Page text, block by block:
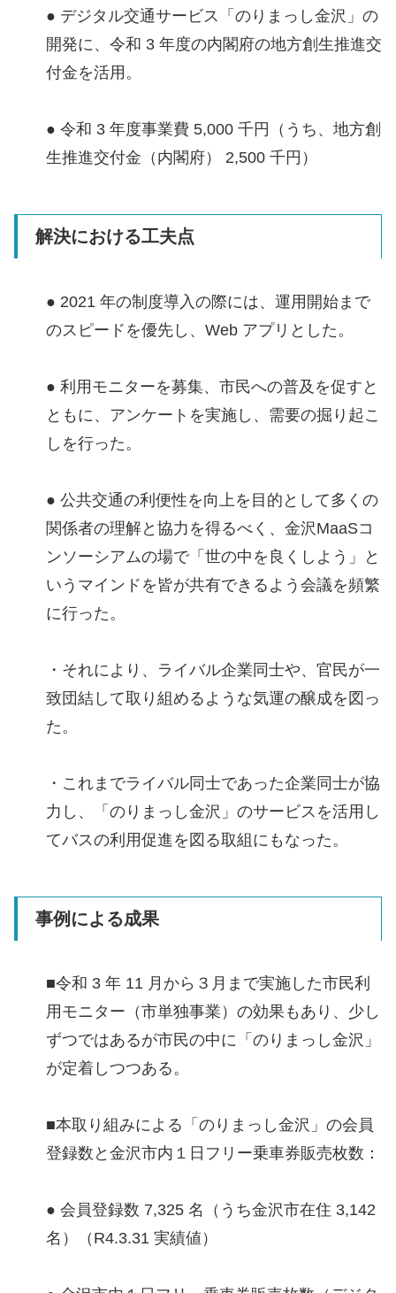
● デジタル交通サービス「のりまっし金沢」の
開発に、令和 3 年度の内閣府の地方創生推進交
付金を活用。
● 令和 3 年度事業費 5,000 千円（うち、地方創
生推進交付金（内閣府） 2,500 千円）
解決における工夫点
● 2021 年の制度導入の際には、運用開始まで
のスピードを優先し、Web アプリとした。
● 利用モニターを募集、市民への普及を促すと
ともに、アンケートを実施し、需要の掘り起こ
しを行った。
● 公共交通の利便性を向上を目的として多くの
関係者の理解と協力を得るべく、金沢MaaSコ
ンソーシアムの場で「世の中を良くしよう」と
いうマインドを皆が共有できるよう会議を頻繁
に行った。
・それにより、ライバル企業同士や、官民が一
致団結して取り組めるような気運の醸成を図っ
た。
・これまでライバル同士であった企業同士が協
力し、「のりまっし金沢」のサービスを活用し
てバスの利用促進を図る取組にもなった。
事例による成果
■令和 3 年 11 月から３月まで実施した市民利
用モニター（市単独事業）の効果もあり、少し
ずつではあるが市民の中に「のりまっし金沢」
が定着しつつある。
■本取り組みによる「のりまっし金沢」の会員
登録数と金沢市内１日フリー乗車券販売枚数：
● 会員登録数 7,325 名（うち金沢市在住 3,142
名）（R4.3.31 実績値）